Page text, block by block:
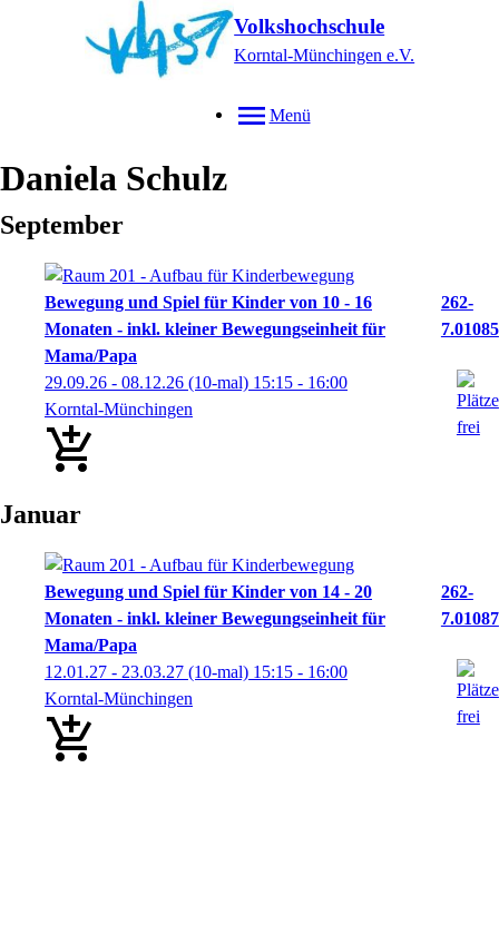
Volkshochschule
Korntal-Münchingen e.V.
Menü
Daniela Schulz
September
Bewegung und Spiel für Kinder von 10 - 16
Monaten - inkl. kleiner Bewegungseinheit für
Mama/Papa
262-
7.01085
29.09.26 - 08.12.26 (10-mal) 15:15 - 16:00
Korntal-Münchingen
Januar
Bewegung und Spiel für Kinder von 14 - 20
Monaten - inkl. kleiner Bewegungseinheit für
Mama/Papa
262-
7.01087
12.01.27 - 23.03.27 (10-mal) 15:15 - 16:00
Korntal-Münchingen